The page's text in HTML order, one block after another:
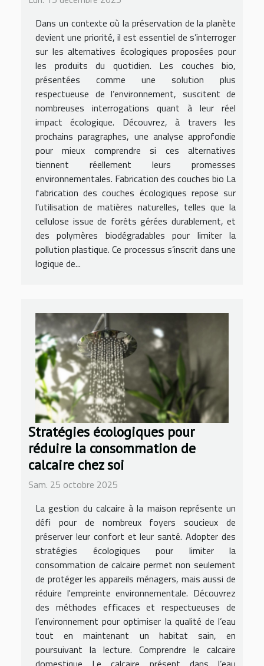
Dans un contexte où la préservation de la planète
devient une priorité, il est essentiel de s’interroger
sur les alternatives écologiques proposées pour
les produits du quotidien. Les couches bio,
présentées comme une solution plus
respectueuse de l’environnement, suscitent de
nombreuses interrogations quant à leur réel
impact écologique. Découvrez, à travers les
prochains paragraphes, une analyse approfondie
pour mieux comprendre si ces alternatives
tiennent réellement leurs promesses
environnementales. Fabrication des couches bio La
fabrication des couches écologiques repose sur
l’utilisation de matières naturelles, telles que la
cellulose issue de forêts gérées durablement, et
des polymères biodégradables pour limiter la
pollution plastique. Ce processus s’inscrit dans une
logique de...
Stratégies écologiques pour
réduire la consommation de
calcaire chez soi
Sam. 25 octobre 2025
La gestion du calcaire à la maison représente un
défi pour de nombreux foyers soucieux de
préserver leur confort et leur santé. Adopter des
stratégies écologiques pour limiter la
consommation de calcaire permet non seulement
de protéger les appareils ménagers, mais aussi de
réduire l'empreinte environnementale. Découvrez
des méthodes efficaces et respectueuses de
l’environnement pour optimiser la qualité de l’eau
tout en maintenant un habitat sain, en
poursuivant la lecture. Comprendre le calcaire